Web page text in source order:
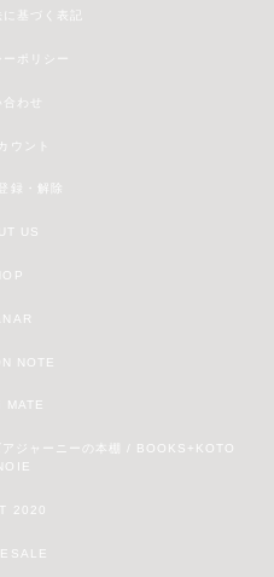
に基づく表記
ーポリシー
合わせ
ウント
録・解除
US
NOTE
MATE
ジャーニーの本棚 / BOOKS+KOTO
2020